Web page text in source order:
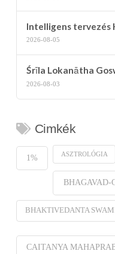
Intelligens tervezés
2026-08-05
Śrīla Lokanātha
2026-08-03
Cimkék
1% ASZTROLÓGIA
BHAGAVAD-
BHAKTIVEDANTA
CAITANYA